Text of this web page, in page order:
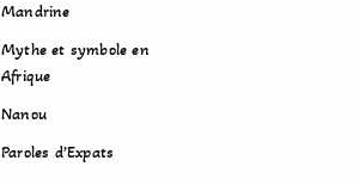
Mandrine
Mythe et symbole en
Afrique
Nanou
Paroles d’Expats